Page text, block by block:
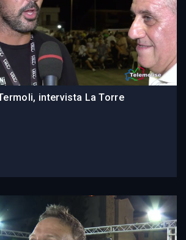
intervista La Torre